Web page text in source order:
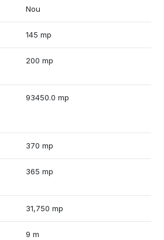
Nou
145 mp
200 mp
93450.0 mp
370 mp
365 mp
31,750 mp
9 m